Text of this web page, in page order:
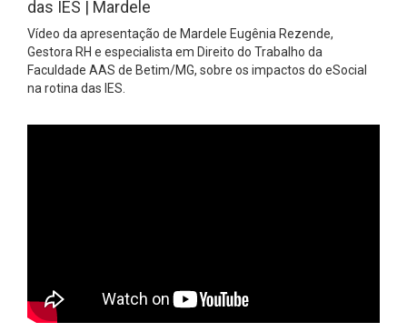
das IES | Mardele
Vídeo da apresentação de Mardele Eugênia Rezende,
Gestora RH e especialista em Direito do Trabalho da
Faculdade AAS de Betim/MG, sobre os impactos do eSocial
na rotina das IES.